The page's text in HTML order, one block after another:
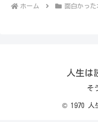
ホーム 面白かった
人生は
そ
© 1970 人